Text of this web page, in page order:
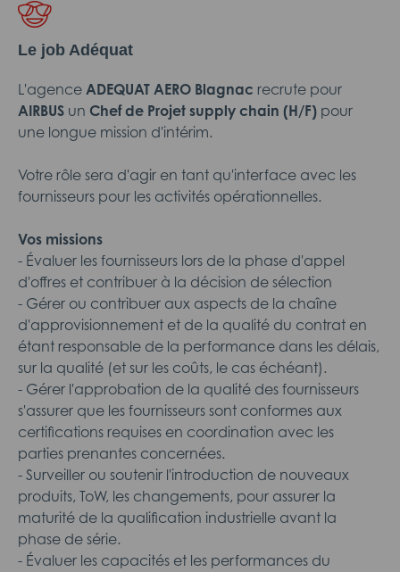
Le job Adéquat
L'agence ADEQUAT AERO Blagnac recrute pour
AIRBUS un Chef de Projet supply chain (H/F) pour
une longue mission d'intérim.
Votre rôle sera d'agir en tant qu'interface avec les
fournisseurs pour les activités opérationnelles.
Vos missions
- Évaluer les fournisseurs lors de la phase d'appel
d'offres et contribuer à la décision de sélection
- Gérer ou contribuer aux aspects de la chaîne
d'approvisionnement et de la qualité du contrat en
étant responsable de la performance dans les délais,
sur la qualité (et sur les coûts, le cas échéant).
- Gérer l'approbation de la qualité des fournisseurs
s'assurer que les fournisseurs sont conformes aux
certifications requises en coordination avec les
parties prenantes concernées.
- Surveiller ou soutenir l'introduction de nouveaux
produits, ToW, les changements, pour assurer la
maturité de la qualification industrielle avant la
phase de série.
- Évaluer les capacités et les performances du